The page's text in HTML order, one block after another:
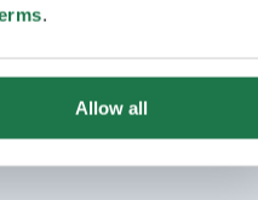
.
Allow all